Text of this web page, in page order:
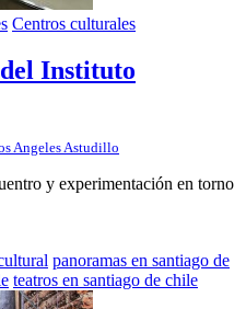
Centros culturales
Instituto
Angeles Astudillo
y experimentación en torno
panoramas en santiago de
teatros en santiago de chile